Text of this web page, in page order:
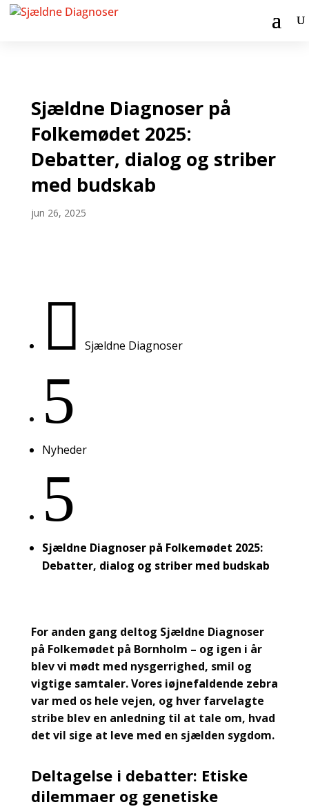
Sjældne Diagnoser på
Folkemødet 2025:
Debatter, dialog og striber
med budskab
jun 26, 2025
 Sjældne Diagnoser
5
Nyheder
5
Sjældne Diagnoser på Folkemødet 2025:
Debatter, dialog og striber med budskab
For anden gang deltog Sjældne Diagnoser
på Folkemødet på Bornholm – og igen i år
blev vi mødt med nysgerrighed, smil og
vigtige samtaler. Vores iøjnefaldende zebra
var med os hele vejen, og hver farvelagte
stribe blev en anledning til at tale om, hvad
det vil sige at leve med en sjælden sygdom.
Deltagelse i debatter: Etiske
dilemmaer og genetiske